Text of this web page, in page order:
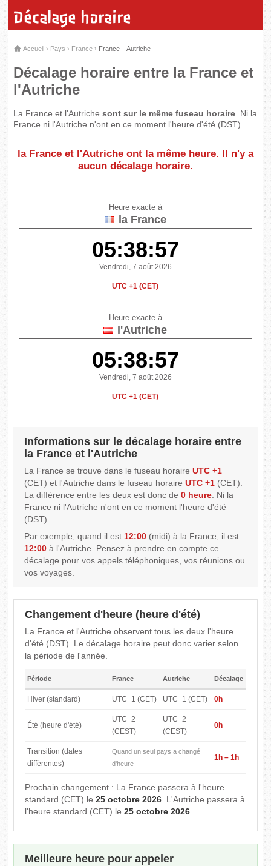
Décalage horaire
Accueil › Pays › France › France – Autriche
Décalage horaire entre la France et
l'Autriche
La France et l'Autrichesont sur le même fuseau horaire . Ni la
France ni l'Autriche n'ont en ce moment l'heure d'été (DST).
la France et l'Autriche ont la même heure. Il n'y a
aucun décalage horaire.
Heure exacte à
la France
05:38:57
Vendredi, 7 août 2026
UTC +1 (CET)
Heure exacte à
l'Autriche
05:38:57
Vendredi, 7 août 2026
UTC +1 (CET)
Informations sur le décalage horaire entre
la France et l'Autriche
La France se trouve dans le fuseau horaireUTC +1
(CET) et l'Autriche dans le fuseau horaireUTC +1 (CET).
La différence entre les deux est donc de0 heure. Ni la
France ni l'Autriche n'ont en ce moment l'heure d'été
(DST).
Par exemple, quand il est12:00 (midi) à la France, il est
12:00 à l'Autriche. Pensez à prendre en compte ce
décalage pour vos appels téléphoniques, vos réunions ou
vos voyages.
Changement d'heure (heure d'été)
La France et l'Autriche observent tous les deux l'heure
d'été (DST). Le décalage horaire peut donc varier selon
la période de l'année.
Période France Autriche Décalage
Hiver (standard) UTC+1 (CET) UTC+1 (CET) 0h
Été (heure d'été)
UTC+2
(CEST)
UTC+2
(CEST)
0h
Transition (dates
différentes)
Quand un seul pays a changé
d'heure
1h – 1h
Prochain changement : La France passera à l'heure
standard (CET) le25 octobre 2026. L'Autriche passera à
l'heure standard (CET) le25 octobre 2026.
Meilleure heure pour appeler